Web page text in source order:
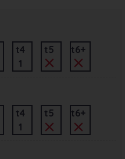
t4
1
t5 t6+
t4
1
t5 t6+